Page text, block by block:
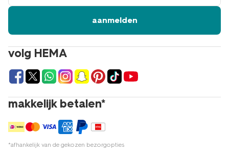
je kinderkleding ga je naar hema.nl. Bekijk bijvoorbeeld
jassen voor jongensofsportkleding voor
gemakkelijk online. Zorgen wij ervoor dat je je bestelling
snel in huis hebt. Kom je toch liever langs in één van onze
winkels? Dat kan natuurlijk ook. Met ruim 500 filialen is er
altijd wel een HEMA bij jou in de buurt. Echt HEMA.
volg HEMA
makkelijk betalen*
*afhankelijk van de gekozen bezorgopties
aanmelden